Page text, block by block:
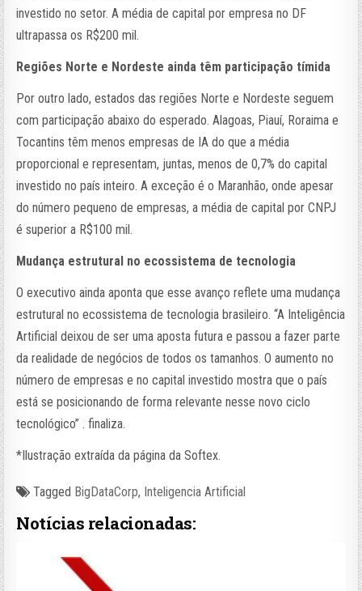
investido no setor. A média de capital por empresa no DF
ultrapassa os R$200 mil.
Regiões Norte e Nordeste ainda têm participação tímida
Por outro lado, estados das regiões Norte e Nordeste seguem
com participação abaixo do esperado. Alagoas, Piauí, Roraima e
Tocantins têm menos empresas de IA do que a média
proporcional e representam, juntas, menos de 0,7% do capital
investido no país inteiro. A exceção é o Maranhão, onde apesar
do número pequeno de empresas, a média de capital por CNPJ
é superior a R$100 mil.
Mudança estrutural no ecossistema de tecnologia
O executivo ainda aponta que esse avanço reflete uma mudança
estrutural no ecossistema de tecnologia brasileiro. “A Inteligência
Artificial deixou de ser uma aposta futura e passou a fazer parte
da realidade de negócios de todos os tamanhos. O aumento no
número de empresas e no capital investido mostra que o país
está se posicionando de forma relevante nesse novo ciclo
tecnológico” . finaliza.
*Ilustração extraída da página da Softex.
Tagged BigDataCorp, Inteligencia Artificial
Notícias relacionadas: